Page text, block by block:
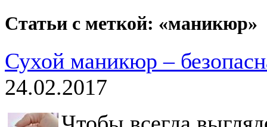
Статьи с меткой: «маникюр»
Сухой маникюр –
24.02.2017